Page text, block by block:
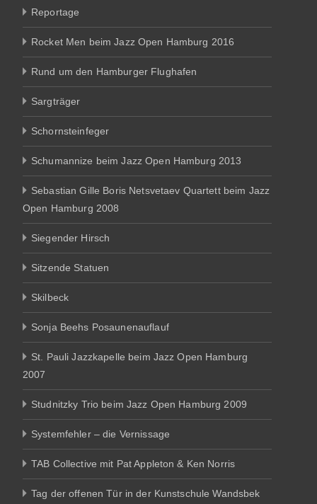
Reportage
Rocket Men beim Jazz Open Hamburg 2016
Rund um den Hamburger Flughafen
Sargträger
Schornsteinfeger
Schumannize beim Jazz Open Hamburg 2013
Sebastian Gille Boris Netsvetaev Quartett beim Jazz
Open Hamburg 2008
Siegender Hirsch
Sitzende Statuen
Skilbeck
Sonja Beehs Posaunenauflauf
St. Pauli Jazzkapelle beim Jazz Open Hamburg
2007
Studnitzky Trio beim Jazz Open Hamburg 2009
Systemfehler – die Vernissage
TAB Collective mit Pat Appleton & Ken Norris
Tag der offenen Tür in der Kunstschule Wandsbek